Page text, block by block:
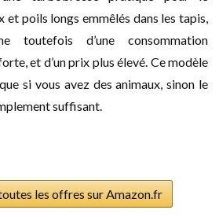
et poils longs emmêlés dans les tapis,
toutefois d’une consommation
et d’un prix plus élevé. Ce modèle
si vous avez des animaux, sinon le
suffisant.
les offres sur Amazon.fr